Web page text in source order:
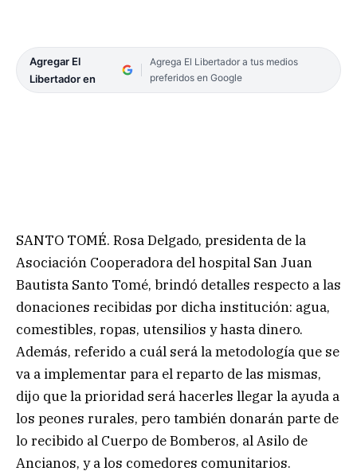
Agregar El
Libertador en
Agrega El Libertador a tus medios
preferidos en Google
SANTO TOMÉ. Rosa Delgado, presidenta de la
Asociación Cooperadora del hospital San Juan
Bautista Santo Tomé, brindó detalles respecto a las
donaciones recibidas por dicha institución: agua,
comestibles, ropas, utensilios y hasta dinero.
Además, referido a cuál será la metodología que se
va a implementar para el reparto de las mismas,
dijo que la prioridad será hacerles llegar la ayuda a
los peones rurales, pero también donarán parte de
lo recibido al Cuerpo de Bomberos, al Asilo de
Ancianos, y a los comedores comunitarios.